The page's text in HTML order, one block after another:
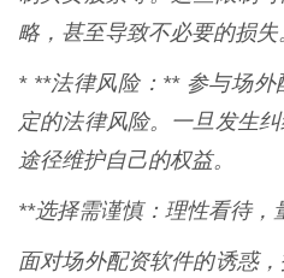
略，甚至导致不必要的损失
* **法律风险：** 参与场
定的法律风险。一旦发生
途径维护自己的权益。
**选择需谨慎：理性看待，
面对场外配资软件的诱惑